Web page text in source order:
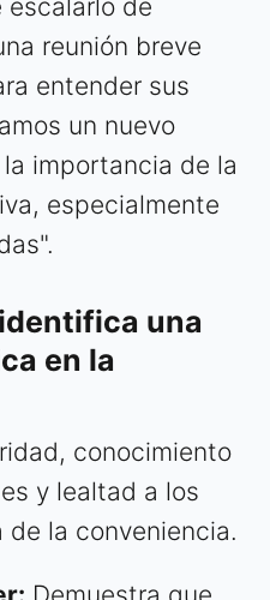
escalarlo de
reunión breve
entender sus
un nuevo
importancia de la
especialmente
una
en la
conocimiento
y lealtad a los
la conveniencia.